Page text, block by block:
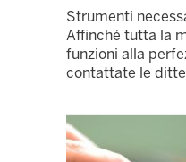
Strumenti
Affinché tutta la
funzioni alla
contattate le